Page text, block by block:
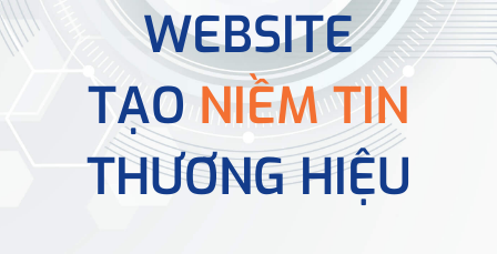
WEBSITE
TẠONIỀM TIN
THƯƠNG HIỆU